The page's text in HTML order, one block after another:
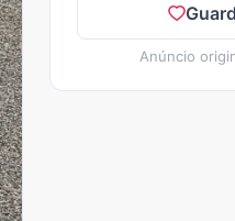
Anúncio